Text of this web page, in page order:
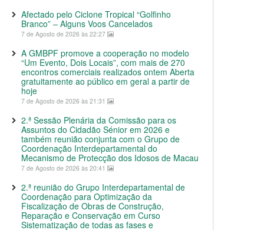
Afectado pelo Ciclone Tropical “Golfinho
Branco” – Alguns Voos Cancelados
7 de Agosto de 2026 às 22:27
A GMBPF promove a cooperação no modelo
“Um Evento, Dois Locais”, com mais de 270
encontros comerciais realizados ontem Aberta
gratuitamente ao público em geral a partir de
hoje
7 de Agosto de 2026 às 21:31
2.ª Sessão Plenária da Comissão para os
Assuntos do Cidadão Sénior em 2026 e
também reunião conjunta com o Grupo de
Coordenação Interdepartamental do
Mecanismo de Protecção dos Idosos de Macau
7 de Agosto de 2026 às 20:41
2.ª reunião do Grupo Interdepartamental de
Coordenação para Optimização da
Fiscalização de Obras de Construção,
Reparação e Conservação em Curso
Sistematização de todas as fases e